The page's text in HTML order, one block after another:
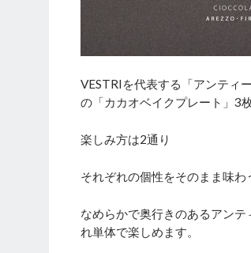
VESTRIを代表する「アンティ
の「カカオベイクプレート」3
楽しみ方は2通り
それぞれの個性をそのまま味わ
なめらかで奥行きのあるアン
れ単体で楽しめます。